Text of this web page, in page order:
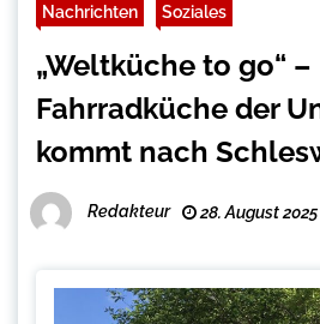
Nachrichten Soziales
„Weltküche to go“ –
Fahrradküche der
kommt nach
Redakteur 28. August 2025